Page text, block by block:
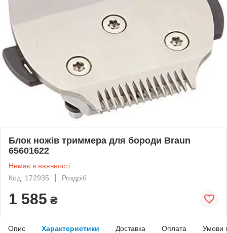
Блок ножів триммера для бороди Braun
65601622
Немає в наявності
Код: 172935
Роздріб
1 585 ₴
Опис Характеристики Доставка Оплата Умови